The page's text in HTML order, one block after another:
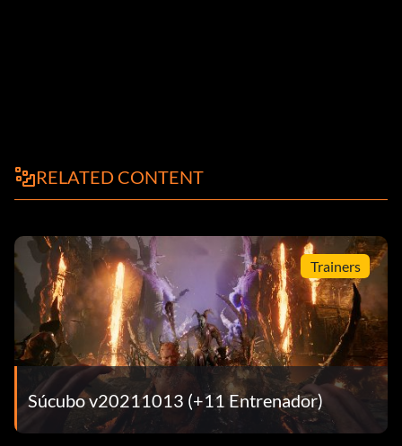
RELATED CONTENT
Trainers
Súcubo v20211013 (+11 Entrenador)